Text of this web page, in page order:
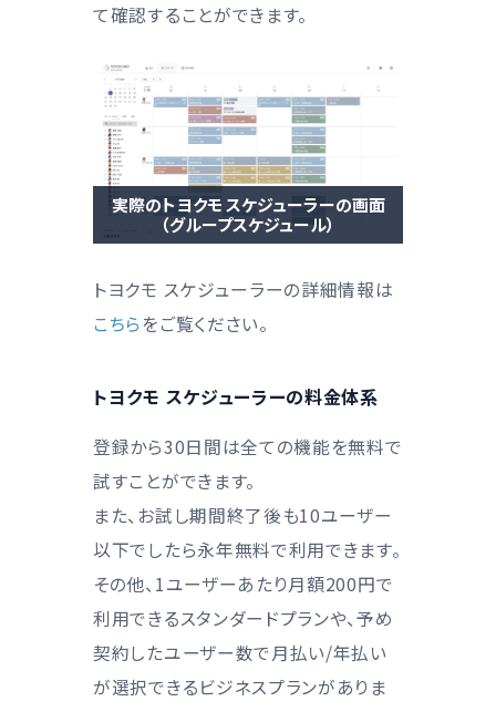
て確認することができます。
実際のトヨクモ スケジューラーの画面
（グループスケジュール）
トヨクモ スケジューラーの詳細情報は
こちら をご覧ください。
トヨクモ スケジューラーの料金体系
登録から30日間は全ての機能を無料で
試すことができます。
また、お試し期間終了後も10ユーザー
以下でしたら永年無料で利用できます。
その他、1ユーザーあたり月額200円で
利用できるスタンダードプランや、予め
契約したユーザー数で月払い/年払い
が選択できるビジネスプランがありま